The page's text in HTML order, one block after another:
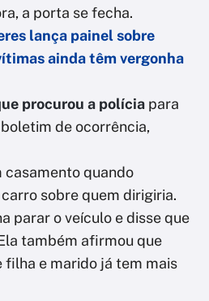
a porta se fecha.
lança painel sobre
ainda têm vergonha
procurou a polícia para
de ocorrência,
casamento quando
sobre quem dirigiria.
parar o veículo e disse que
também afirmou que
e marido já tem mais